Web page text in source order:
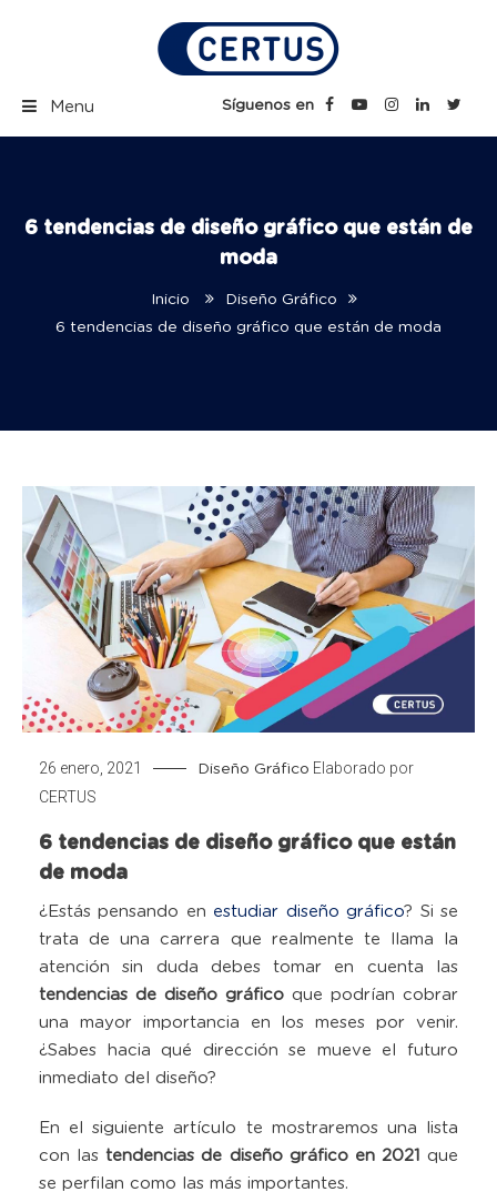
Certus Blog | Carreras
Menu Síguenos en
6 tendencias de diseño gráfico que están de
moda
Inicio
Diseño Gráfico
6 tendencias de diseño gráfico que están de moda
26 enero, 2021 Diseño Gráfico Elaborado por
CERTUS
6 tendencias de diseño gráfico que están
de moda
¿Estás pensando en estudiar diseño gráfico? Si se
trata de una carrera que realmente te llama la
atención sin duda debes tomar en cuenta las
tendencias de diseño gráfico que podrían cobrar
una mayor importancia en los meses por venir.
¿Sabes hacia qué dirección se mueve el futuro
inmediato del diseño?
En el siguiente artículo te mostraremos una lista
con lastendencias de diseño gráfico en 2021 que
se perfilan como las más importantes.